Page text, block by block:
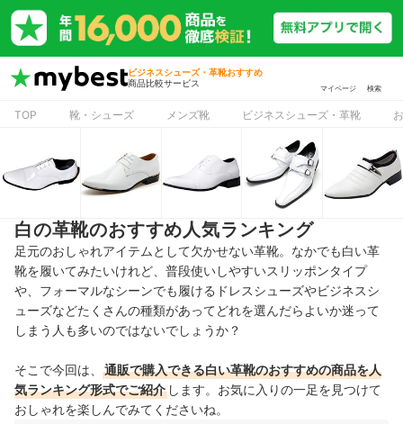
ビジネスシューズ・革靴おすすめ
商品比較サービス
マイページ 検索
TOP 靴・シューズ メンズ靴 ビジネスシューズ・革靴
白の革靴のおすすめ人気ランキング
足元のおしゃれアイテムとして欠かせない革靴。なかでも白い革
靴を履いてみたいけれど、普段使いしやすいスリッポンタイプ
や、フォーマルなシーンでも履けるドレスシューズやビジネスシ
ューズなどたくさんの種類があってどれを選んだらよいか迷って
しまう人も多いのではないでしょうか？
そこで今回は、
通販で購入できる白い革靴のおすすめの商品を人
気ランキング形式でご紹介 します。お気に入りの一足を見つけて
おしゃれを楽しんでみてくださいね。